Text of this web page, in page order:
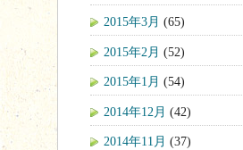
2015年3月 (65)
2015年2月 (52)
2015年1月 (54)
2014年12月 (42)
2014年11月 (37)